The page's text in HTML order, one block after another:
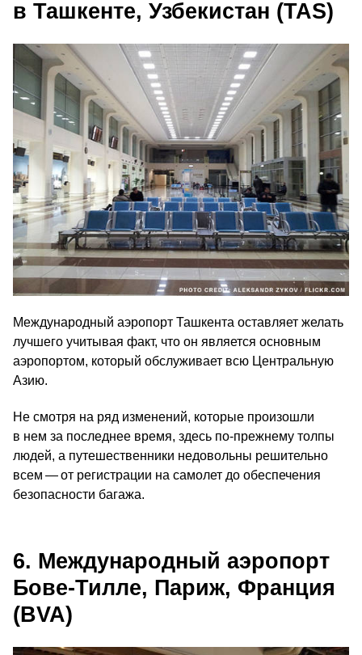
в Ташкенте, Узбекистан (TAS)
Международный аэропорт Ташкента оставляет желать
лучшего учитывая факт, что он является основным
аэропортом, который обслуживает всю Центральную
Азию.
Не смотря на ряд изменений, которые произошли
в нем за последнее время, здесь по-прежнему толпы
людей, а путешественники недовольны решительно
всем — от регистрации на самолет до обеспечения
безопасности багажа.
6. Международный аэропорт
Бове-Тилле, Париж, Франция
(BVA)